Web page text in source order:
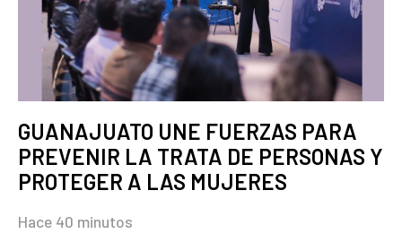
GUANAJUATO UNE FUERZAS PARA
PREVENIR LA TRATA DE PERSONAS Y
PROTEGER A LAS MUJERES
Hace 40 minutos